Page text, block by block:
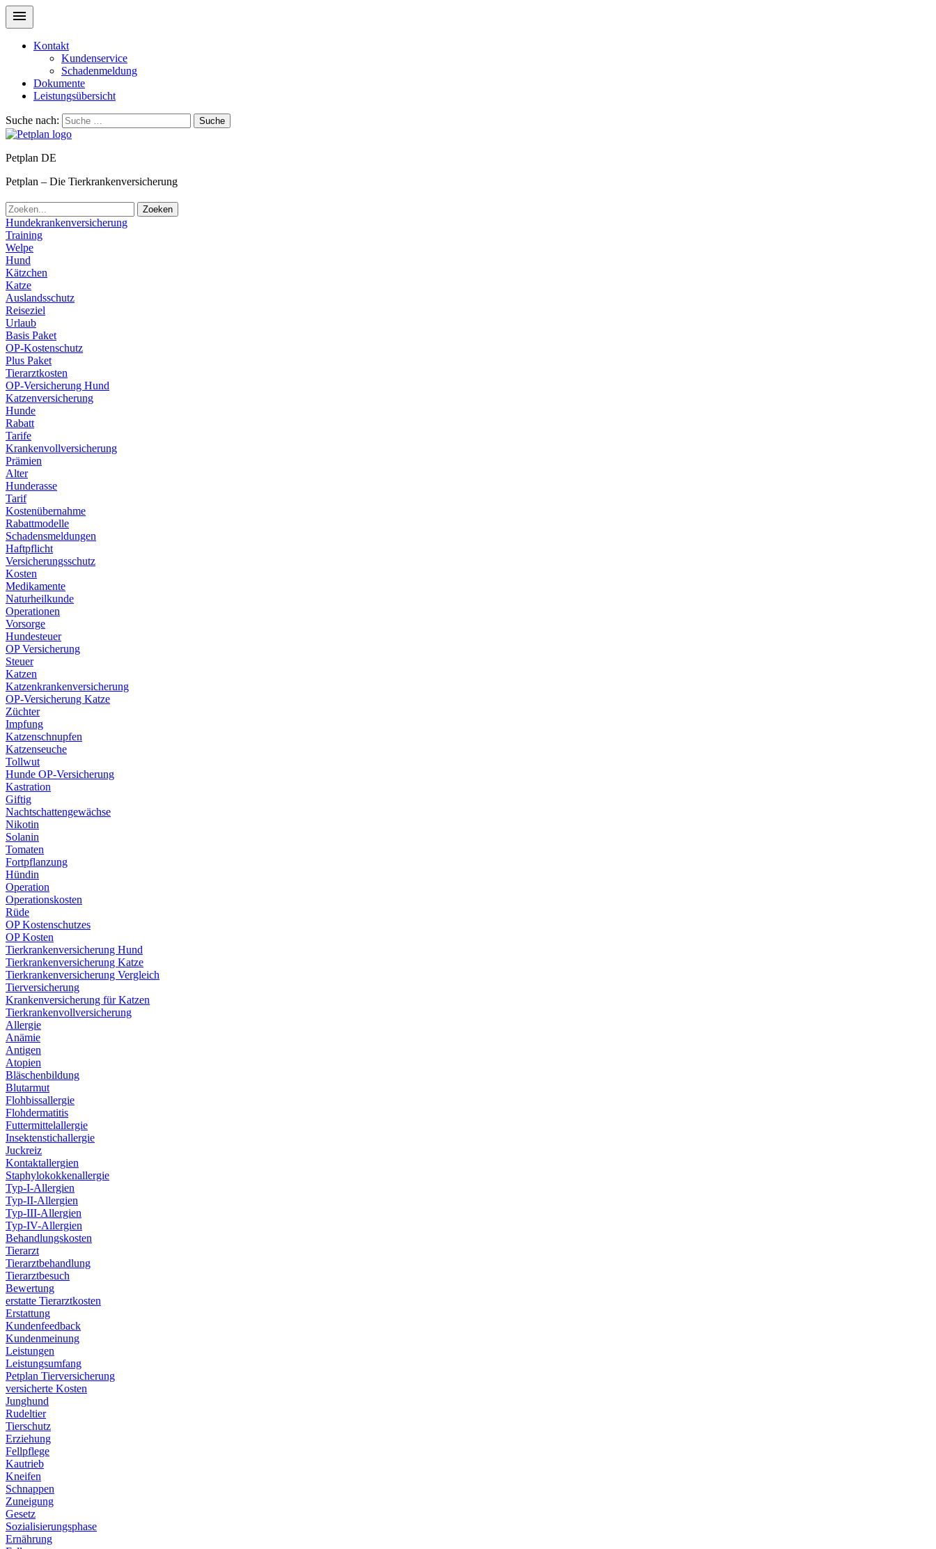
Kontakt
Kundenservice
Schadenmeldung
Dokumente
Leistungsübersicht
Suche nach: Suche
Petplan DE
Petplan – Die Tierkrankenversicherung
Zoeken
Hundekrankenversicherung
Training
Welpe
Hund
Kätzchen
Katze
Auslandsschutz
Reiseziel
Urlaub
Basis Paket
OP-Kostenschutz
Plus Paket
Tierarztkosten
OP-Versicherung Hund
Katzenversicherung
Hunde
Rabatt
Tarife
Krankenvollversicherung
Prämien
Alter
Hunderasse
Tarif
Kostenübernahme
Rabattmodelle
Schadensmeldungen
Haftpflicht
Versicherungsschutz
Kosten
Medikamente
Naturheilkunde
Operationen
Vorsorge
Hundesteuer
OP Versicherung
Steuer
Katzen
Katzenkrankenversicherung
OP-Versicherung Katze
Züchter
Impfung
Katzenschnupfen
Katzenseuche
Tollwut
Hunde OP-Versicherung
Kastration
Giftig
Nachtschattengewächse
Nikotin
Solanin
Tomaten
Fortpflanzung
Hündin
Operation
Operationskosten
Rüde
OP Kostenschutzes
OP Kosten
Tierkrankenversicherung Hund
Tierkrankenversicherung Katze
Tierkrankenversicherung Vergleich
Tierversicherung
Krankenversicherung für Katzen
Tierkrankenvollversicherung
Allergie
Anämie
Antigen
Atopien
Bläschenbildung
Blutarmut
Flohbissallergie
Flohdermatitis
Futtermittelallergie
Insektenstichallergie
Juckreiz
Kontaktallergien
Staphylokokkenallergie
Typ-I-Allergien
Typ-II-Allergien
Typ-III-Allergien
Typ-IV-Allergien
Behandlungskosten
Tierarzt
Tierarztbehandlung
Tierarztbesuch
Bewertung
erstatte Tierarztkosten
Erstattung
Kundenfeedback
Kundenmeinung
Leistungen
Leistungsumfang
Petplan Tierversicherung
versicherte Kosten
Junghund
Rudeltier
Tierschutz
Erziehung
Fellpflege
Kautrieb
Kneifen
Schnappen
Zuneigung
Gesetz
Sozialisierungsphase
Ernährung